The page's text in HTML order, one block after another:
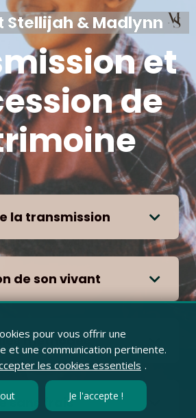
Stellijah & Madlynn
et
de
la transmission
de son vivant
méthodes
sans frais
pour vous offrir une
et une communication pertinente.
les cookies essentiels .
Je l'accepte !